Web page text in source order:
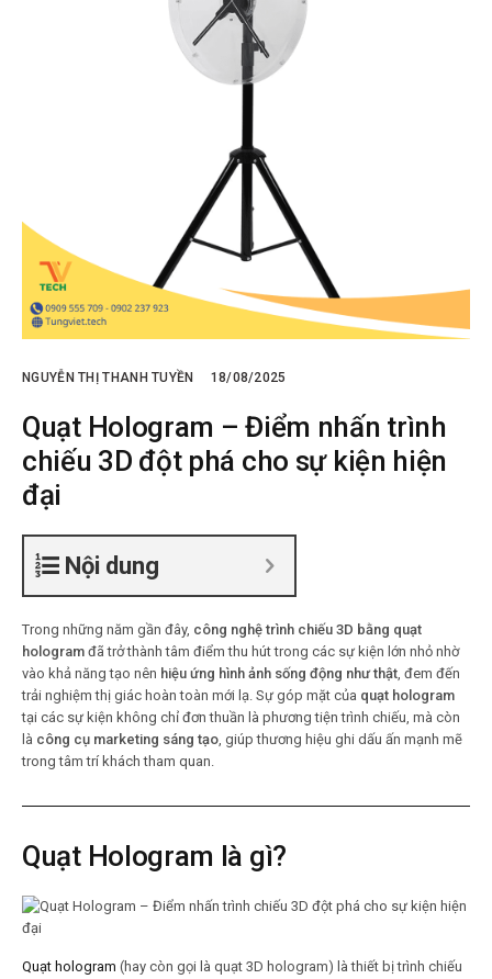
NGUYỄN THỊ THANH TUYỀN 18/08/2025
Quạt Hologram – Điểm nhấn trình
chiếu 3D đột phá cho sự kiện hiện
đại
Nội dung
Trong những năm gần đây, công nghệ trình chiếu 3D bằng quạt
hologram đã trở thành tâm điểm thu hút trong các sự kiện lớn nhỏ nhờ
vào khả năng tạo nên hiệu ứng hình ảnh sống động như thật , đem đến
trải nghiệm thị giác hoàn toàn mới lạ. Sự góp mặt của quạt hologram
tại các sự kiện không chỉ đơn thuần là phương tiện trình chiếu, mà còn
là công cụ marketing sáng tạo , giúp thương hiệu ghi dấu ấn mạnh mẽ
trong tâm trí khách tham quan.
Quạt Hologram là gì?
Quạt hologram (hay còn gọi là quạt 3D hologram) là thiết bị trình chiếu